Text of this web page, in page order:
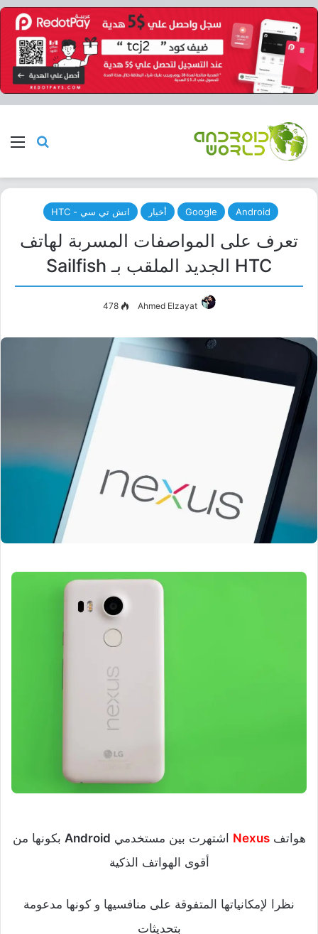
بحث
Android
Google أخبار اتش تي سي - HTC
تعرف على المواصفات المسربة لهاتف
HTC الجديد الملقب بـ Sailfish
Ahmed Elzayat
478
هواتفNexus اشتهرت بين مستخدمي Android بكونها من
أقوى الهواتف الذكية
نظرا لإمكانياتها المتفوقة على منافسيها و كونها مدعومة
بتحديثات